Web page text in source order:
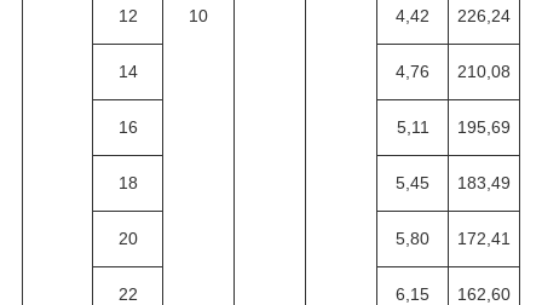
12 10 4,42 226,24
14 4,76 210,08
16 5,11 195,69
18 5,45 183,49
20 5,80 172,41
22 6,15 162,60